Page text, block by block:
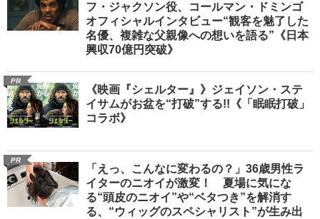
フ・ジャクソン役、コールマン・ドミンゴ
オフィシャルインタビュー“観客を魅了した
名優、複雑な父親像への想いを語る”《日本
興収70億円突破》
PR
《映画『シェルター』》ジェイソン・ステ
イサムがお盆を“打破”する!!《「眠眠打破」
コラボ》
PR
「えっ、こんなに変わるの？」36歳男性ラ
イターのニオイが激変！ 夏場に気にな
る“頭皮のニオイ”や“ベタつき”を解消す
る、“ウィッグのスペシャリスト”が生み出